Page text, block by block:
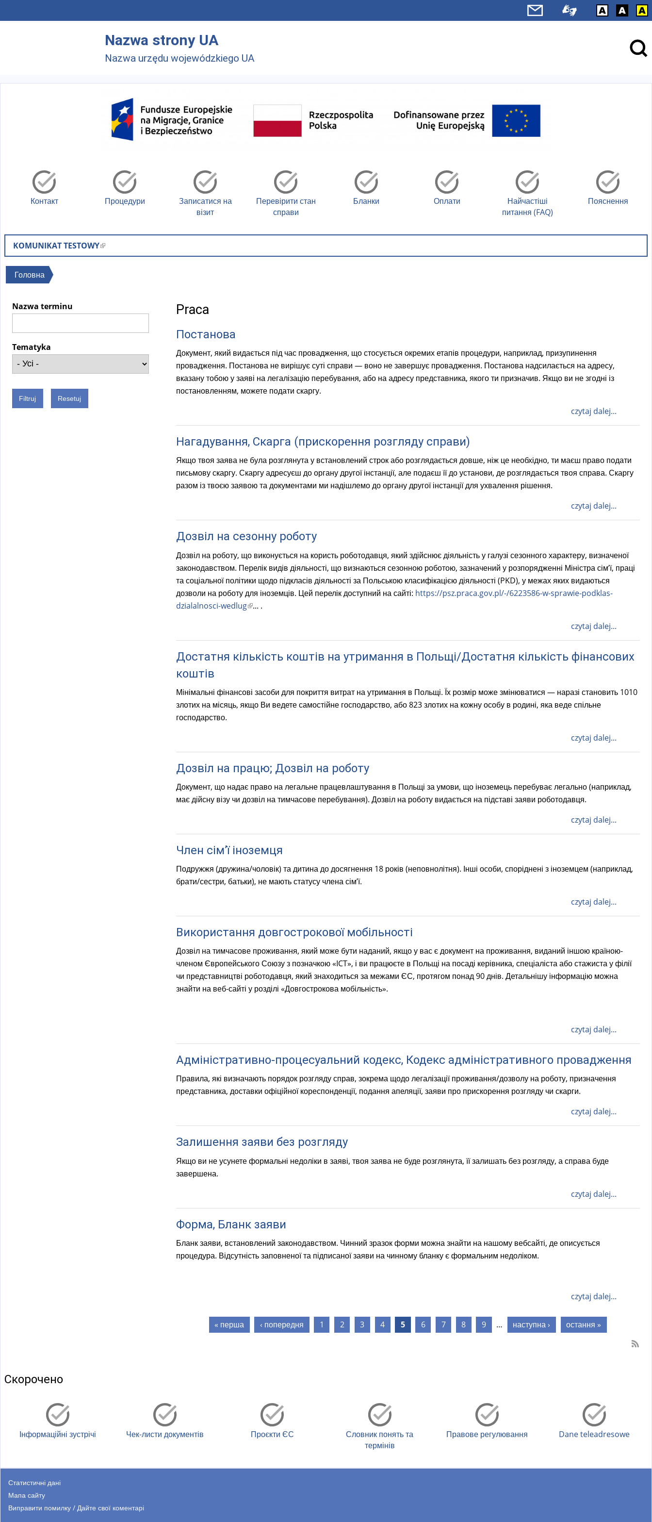
Nazwa strony UA
Nazwa urzędu wojewódzkiego UA
Контакт Процедури
Записатися на
візит
Перевірити стан
справи
Бланки Оплати
Найчастіші
питання (FAQ)
Пояснення
KOMUNIKAT TESTOWY(
l
e
e
Ви
тут
Головна
Nazwa terminu
Tematyka
Praca
Постанова
Документ, який видається під час провадження, що стосується окремих етапів процедури, наприклад, призупинення
провадження. Постанова не вирішує суті справи — воно не завершує провадження. Постанова надсилається на адресу,
вказану тобою у заяві на легалізацію перебування, або на адресу представника, якого ти призначив. Якщо ви не згодні із
постановленням, можете подати скаргу.
czytaj dalej...
Нагадування, Скарга (прискорення розгляду справи)
Якщо твоя заява не була розглянута у встановлений строк або розглядається довше, ніж це необхідно, ти маєш право подати
письмову скаргу. Скаргу адресуєш до органу другої інстанції, але подаєш її до установи, де розглядається твоя справа. Скаргу
разом із твоєю заявою та документами ми надішлемо до органу другої інстанції для ухвалення рішення.
czytaj dalej...
Дозвіл на сезонну роботу
Дозвіл на роботу, що виконується на користь роботодавця, який здійснює діяльність у галузі сезонного характеру, визначеної
законодавством. Перелік видів діяльності, що визнаються сезонною роботою, зазначений у розпорядженні Міністра сім’ї, праці
та соціальної політики щодо підкласів діяльності за Польською класифікацією діяльності (PKD), у межах яких видаються
дозволи на роботу для іноземців. Цей перелік доступний на сайті: https://psz.praca.gov.pl/-/6223586-w-sprawie-podklas-
dzialalnosci-wedlug(
n
k
e
x
a
... .
czytaj dalej...
Достатня кількість коштів на утримання в Польщі/Достатня кількість фінансових
коштів
Мінімальні фінансові засоби для покриття витрат на утримання в Польщі. Їх розмір може змінюватися — наразі становить 1010
злотих на місяць, якщо Ви ведете самостійне господарство, або 823 злотих на кожну особу в родині, яка веде спільне
господарство.
czytaj dalej...
Дозвіл на працю; Дозвіл на роботу
Документ, що надає право на легальне працевлаштування в Польщі за умови, що іноземець перебуває легально (наприклад,
має дійсну візу чи дозвіл на тимчасове перебування). Дозвіл на роботу видається на підставі заяви роботодавця.
czytaj dalej...
Член сім’ї іноземця
Подружжя (дружина/чоловік) та дитина до досягнення 18 років (неповнолітня). Інші особи, споріднені з іноземцем (наприклад,
брати/сестри, батьки), не мають статусу члена сім’ї.
czytaj dalej...
Використання довгострокової мобільності
Дозвіл на тимчасове проживання, який може бути наданий, якщо у вас є документ на проживання, виданий іншою країною-
членом Європейського Союзу з позначкою «ICT», і ви працюєте в Польщі на посаді керівника, спеціаліста або стажиста у філії
чи представництві роботодавця, який знаходиться за межами ЄС, протягом понад 90 днів. Детальнішу інформацію можна
знайти на веб-сайті у розділі «Довгострокова мобільність».
czytaj dalej...
Адміністративно-процесуальний кодекс, Кодекс адміністративного провадження
Правила, які визначають порядок розгляду справ, зокрема щодо легалізації проживання/дозволу на роботу, призначення
представника, доставки офіційної кореспонденції, подання апеляції, заяви про прискорення розгляду чи скарги.
czytaj dalej...
Залишення заяви без розгляду
Якщо ви не усунете формальні недоліки в заяві, твоя заява не буде розглянута, її залишать без розгляду, а справа буде
завершена.
czytaj dalej...
Форма, Бланк заяви
Бланк заяви, встановлений законодавством. Чинний зразок форми можна знайти на нашому вебсайті, де описується
процедура. Відсутність заповненої та підписаної заяви на чинному бланку є формальним недоліком.
czytaj dalej...
Сторінки« перша ‹ попередня 1 2 3 4 5 6 7 8 9 … наступна › остання »
Скорочено
Інформаційні зустрічі Чек-листи документів Проєкти ЄС
Словник понять та
термінів
Правове регулювання Dane teleadresowe
Статистичні дані
Мапа сайту
Виправити помилку / Дайте свої коментарі